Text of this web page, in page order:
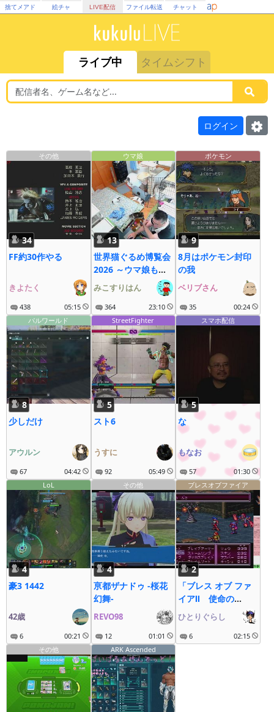
捨てメアド 絵チャ LIVE配信 ファイル転送 チャット
ライブ中 タイムシフト
ログイン
その他
34
FF約30作やる
きよたく
438 05:15
ウマ娘
13
世界猫ぐるめ博覧会
2026 ～ウマ娘も大
疾走にゃ～
みこすりはん
364 23:10
ポケモン
9
8月はポケモン封印
の我
ベリブさん
35
00:24
パルワールド
8
少しだけ
アウルン
67 04:42
StreetFighter
5
スト6
うすに
92 05:49
スマホ配信
5
な
もなお
57
01:30
LoL
4
豪3 1442
42歳
6 00:21
その他
4
亰都ザナドゥ -桜花
幻舞-
REVO98
12 01:01
ブレスオブファイア
2
「ブレス オブ ファ
イアⅡ 使命の
子」 黙々まったり
初見プレイ 第41回
ひとりぐらし
6
02:15
その他
ARK Ascended